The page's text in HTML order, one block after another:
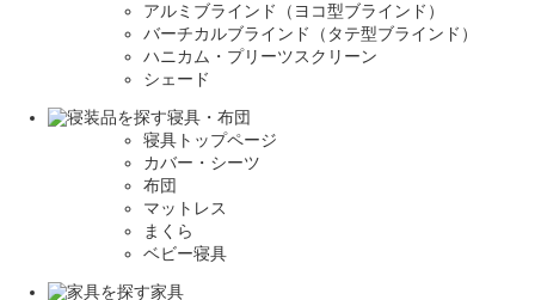
アルミブラインド（ヨコ型ブラインド）
バーチカルブラインド（タテ型ブラインド）
ハニカム・プリーツスクリーン
シェード
寝具・布団
寝具トップページ
カバー・シーツ
布団
マットレス
まくら
ベビー寝具
家具